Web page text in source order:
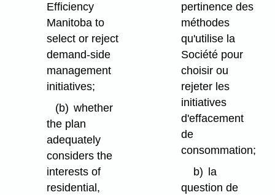
Efficiency
Manitoba to
select or reject
demand-side
management
initiatives;
(b) whether
the plan
adequately
considers the
interests of
residential,
pertinence des
méthodes
qu'utilise la
Société pour
choisir ou
rejeter les
initiatives
d'effacement
de
consommation;
b)
la
question de